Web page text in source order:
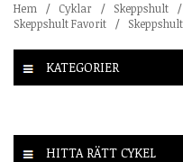
Hem / Cyklar / Skeppshult /
Skeppshult Favorit
/
KATEGORIER
HITTA RÄTT CYKEL